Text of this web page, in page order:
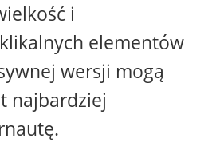
i
elementów
wersji mogą
najbardziej